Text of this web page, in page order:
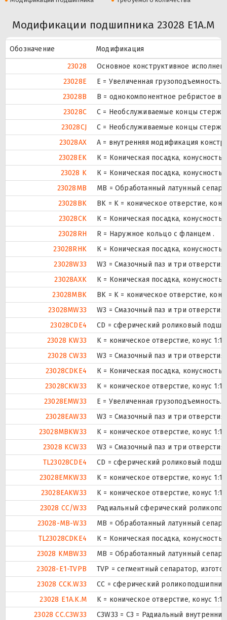
Модификации подшипника 23028 E1A.M
Обозначение
Модификация
23028
Основное конструктивное
23028E
Е = Увеличенная грузоподъемность.
23028B
B = однокомпонентное ребристое
23028C
С = Необслуживаемые концы
23028CJ
С = Необслуживаемые концы
23028AX
A = внутренняя модификация
23028EK
К = Коническая посадка, конусность
23028 K
К = Коническая посадка, конусность
23028MB
MB = Обработанный латунный
23028BK
BK = K = коническое отверстие,
23028CK
К = Коническая посадка, конусность
23028RH
R = Наружное кольцо с фланцем .
23028RHK
К = Коническая посадка, конусность
23028W33
W3 = Смазочный паз и три
23028AXK
К = Коническая посадка, конусность
23028MBK
BK = K = коническое отверстие,
23028MW33
W3 = Смазочный паз и три
23028CDE4
CD = сферический роликовый
23028 KW33
K = коническое отверстие, конус
23028 CW33
W3 = Смазочный паз и три
23028CDKE4
К = Коническая посадка, конусность
23028CKW33
K = коническое отверстие, конус
23028EMW33
E = Увеличенная
23028EAW33
W3 = Смазочный паз и три
23028MBKW33
K = коническое отверстие, конус
23028 KCW33
W3 = Смазочный паз и три
TL23028CDE4
CD = сферический роликовый
23028EMKW33
K = коническое отверстие, конус
23028EAKW33
K = коническое отверстие, конус
23028 CC/W33
Радиальный сферический
23028-MB-W33
MB = Обработанный латунный
TL23028CDKE4
К = Коническая посадка, конусность
23028 KMBW33
MB = Обработанный латунный
23028-E1-TVPB
TVP = сегментный сепаратор,
23028 CCK.W33
CC = сферический
23028 E1A.K.M
K = коническое отверстие, конус
23028 CC.C3W33
C3W33 = C3 = Радиальный